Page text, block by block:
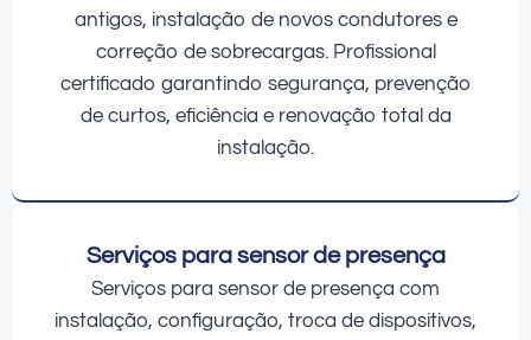
antigos, instalação de novos condutores e
correção de sobrecargas. Profissional
certificado garantindo segurança, prevenção
de curtos, eficiência e renovação total da
instalação.
Serviços para sensor de presença
Serviços para sensor de presença com
instalação, configuração, troca de dispositivos,